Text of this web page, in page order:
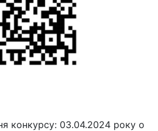
конкурсу: 03.04.2024 року о